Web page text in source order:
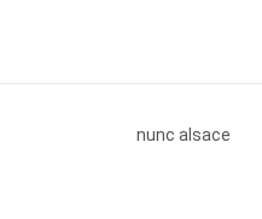
nunc alsace